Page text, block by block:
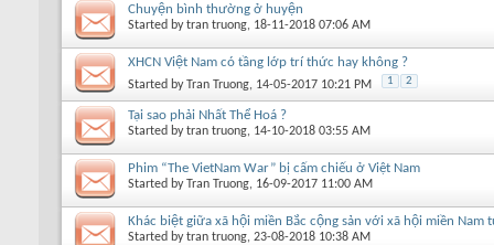
Chuyện bình thường ở huyện
Started bytran truong, 18-11-2018 07:06 AM
XHCN Việt Nam có tầng lớp trí thức hay không ?
Started byTran Truong, 14-05-2017 10:21 PM 1 2
Tại sao phải Nhất Thể Hoá ?
Started bytran truong, 14-10-2018 03:55 AM
Phim “The VietNam War” bị cấm chiếu ở Việt Nam
Started byTran Truong, 16-09-2017 11:00 AM
Khác biệt giữa xã hội miền Bắc cộng sản với xã hội miền Nam
Started bytran truong, 23-08-2018 10:38 AM